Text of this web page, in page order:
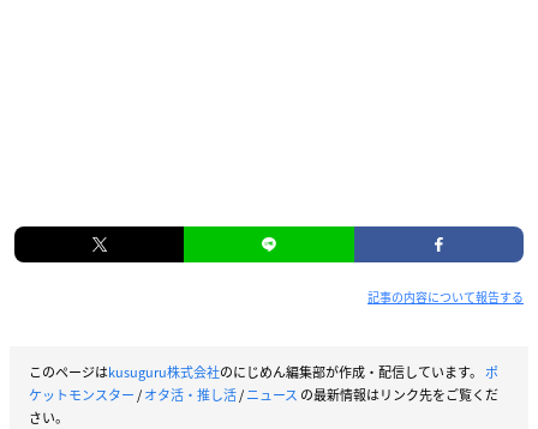
記事の内容について報告する
このページはkusuguru株式会社のにじめん編集部が作成・配信しています。 ポ
ケットモンスター/オタ活・推し活/ニュース の最新情報はリンク先をご覧くだ
さい。